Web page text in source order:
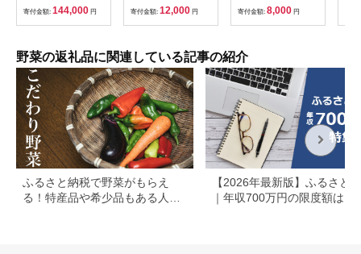
用 新鮮 産地直送 野菜
詰め合わせ 有機栽培
野菜 果物 野菜セット
【オーガニックのまち
宮崎県綾町】_A0053-
008
寄付金額: 144,000 円 寄付金額: 12,000 円 寄付金額: 8,000 円
野菜の返礼品に関連している記事の紹介
ふるさと納税で野菜がもらえ
る！特産品や希少品もある人気
【2026年最新版】ふるさと
｜年収700万円の限度額はい